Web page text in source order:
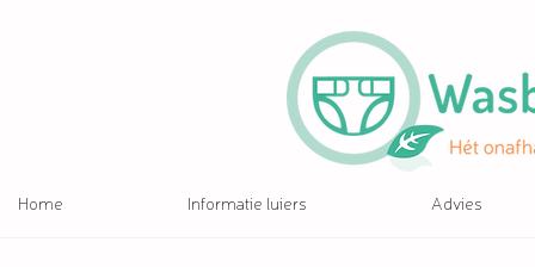
Home Informatie luiers Advies